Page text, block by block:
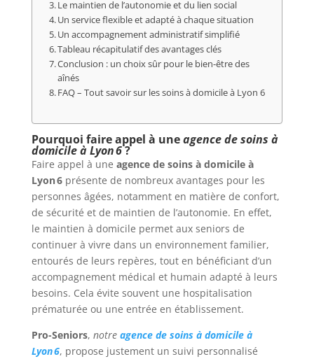
Le maintien de l’autonomie et du lien social
Un service flexible et adapté à chaque situation
Un accompagnement administratif simplifié
Tableau récapitulatif des avantages clés
Conclusion : un choix sûr pour le bien-être des
aînés
FAQ – Tout savoir sur les soins à domicile à Lyon 6
Pourquoi faire appel à uneagence de soins à
domicile à Lyon 6?
Faire appel à une agence de soins à domicile à
Lyon 6présente de nombreux avantages pour les
personnes âgées, notamment en matière de confort,
de sécurité et de maintien de l’autonomie. En effet,
le maintien à domicile permet aux seniors de
continuer à vivre dans un environnement familier,
entourés de leurs repères, tout en bénéficiant d’un
accompagnement médical et humain adapté à leurs
besoins. Cela évite souvent une hospitalisation
prématurée ou une entrée en établissement.
Pro-Seniors, notre agence de soins à domicile à
Lyon 6, propose justement un suivi personnalisé